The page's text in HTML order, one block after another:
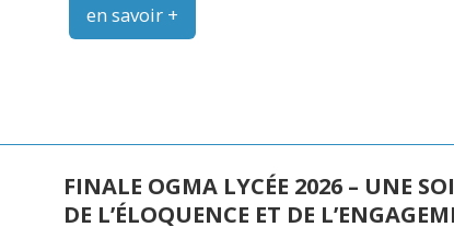
en savoir +
️FINALE OGMA LYCÉE 2026 – UNE
DE L’ÉLOQUENCE ET DE